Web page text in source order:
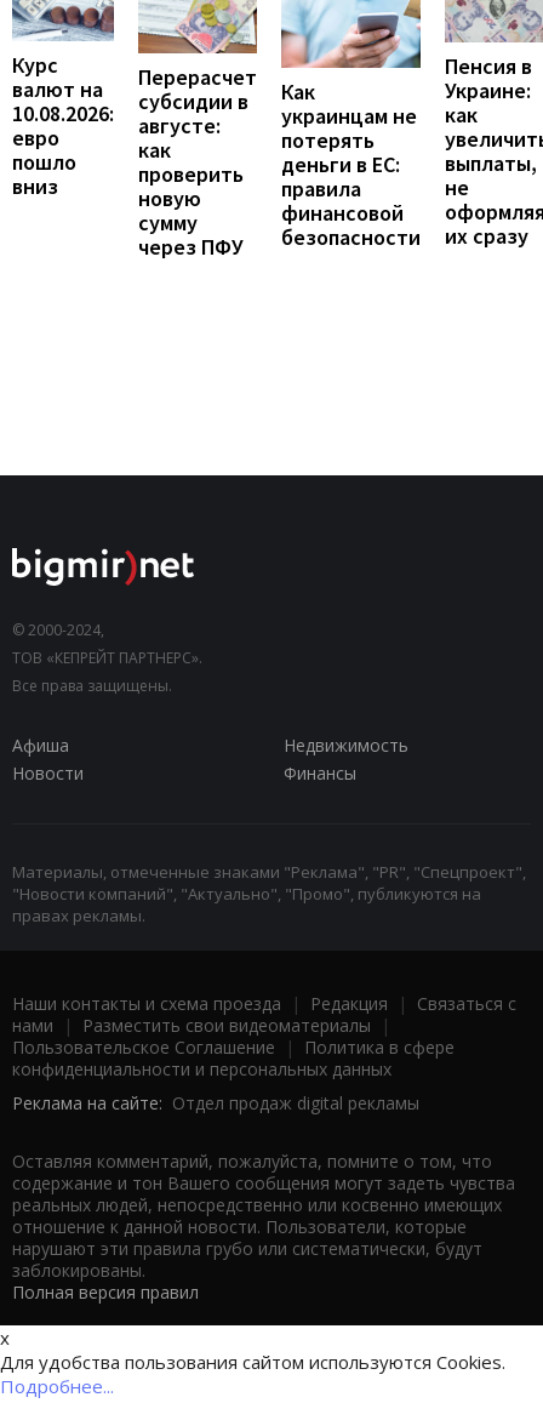
Курс
валют на
10.08.2026:
евро
пошло
вниз
Перерасчет
субсидии в
августе:
как
проверить
новую
сумму
через ПФУ
Как
украинцам не
потерять
деньги в ЕС:
правила
финансовой
безопасности
Пенсия в
Украине:
как
выплаты,
не
их сразу
© 2000-2024,
ТОВ «КЕПРЕЙТ ПАРТНЕРС».
Все права защищены.
Афиша
Недвижимость
Новости
Финансы
Материалы, отмеченные знаками "Реклама", "PR", "Спецпроект",
"Новости компаний", "Актуально", "Промо", публикуются на
правах рекламы.
Наши контакты и схема проезда | Редакция | Связаться с
нами | Разместить свои видеоматериалы |
Пользовательское Соглашение |
Политика в сфере
конфиденциальности и персональных данных
Реклама на сайте: Отдел продаж digital рекламы
Оставляя комментарий, пожалуйста, помните о том, что
содержание и тон Вашего сообщения могут задеть чувства
реальных людей, непосредственно или косвенно имеющих
отношение к данной новости. Пользователи, которые
нарушают эти правила грубо или систематически, будут
заблокированы.
Полная версия правил
x
Для удобства пользования сайтом используются Cookies.
Подробнее...